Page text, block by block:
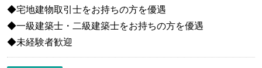
◆宅地建物取引士をお持ちの方を優遇
◆一級建築士・二級建築士をお持ちの方を優遇
◆未経験者歓迎